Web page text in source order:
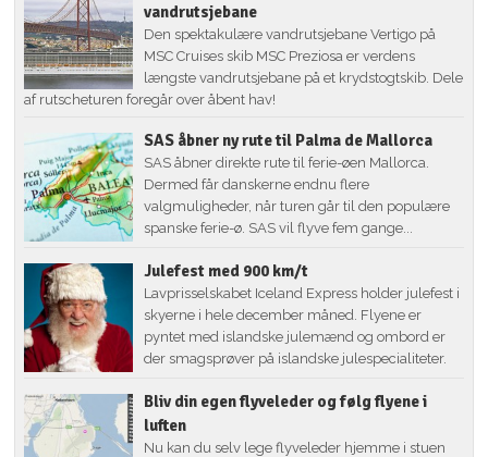
vandrutsjebane
Den spektakulære vandrutsjebane Vertigo på
MSC Cruises skib MSC Preziosa er verdens
længste vandrutsjebane på et krydstogtskib. Dele
af rutscheturen foregår over åbent hav!
SAS åbner ny rute til Palma de Mallorca
SAS åbner direkte rute til ferie-øen Mallorca.
Dermed får danskerne endnu flere
valgmuligheder, når turen går til den populære
spanske ferie-ø. SAS vil flyve fem gange...
Julefest med 900 km/t
Lavprisselskabet Iceland Express holder julefest i
skyerne i hele december måned. Flyene er
pyntet med islandske julemænd og ombord er
der smagsprøver på islandske julespecialiteter.
Bliv din egen flyveleder og følg flyene i
luften
Nu kan du selv lege flyveleder hjemme i stuen